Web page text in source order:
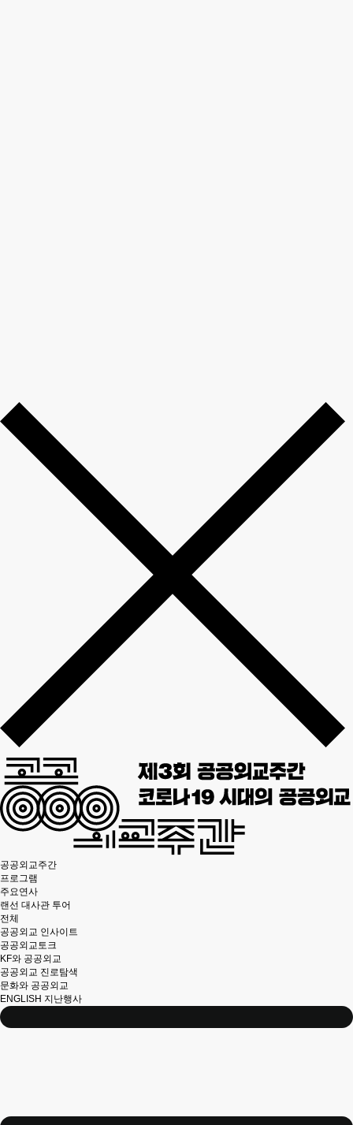
공공외교주간
프로그램
주요연사
랜선 대사관 투어
전체
공공외교 인사이트
공공외교토크
KF와 공공외교
공공외교 진로탐색
문화와 공공외교
ENGLISH 지난행사